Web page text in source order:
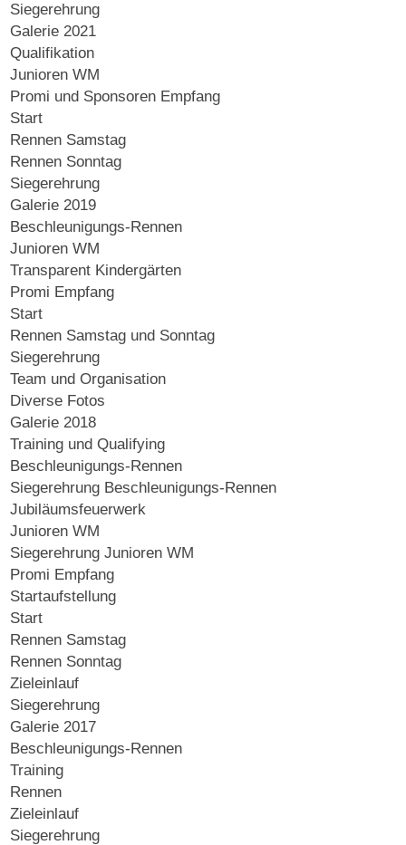
Siegerehrung
Galerie 2021
Qualifikation
Junioren WM
Promi und Sponsoren Empfang
Start
Rennen Samstag
Rennen Sonntag
Siegerehrung
Galerie 2019
Beschleunigungs-Rennen
Junioren WM
Transparent Kindergärten
Promi Empfang
Start
Rennen Samstag und Sonntag
Siegerehrung
Team und Organisation
Diverse Fotos
Galerie 2018
Training und Qualifying
Beschleunigungs-Rennen
Siegerehrung Beschleunigungs-Rennen
Jubiläumsfeuerwerk
Junioren WM
Siegerehrung Junioren WM
Promi Empfang
Startaufstellung
Start
Rennen Samstag
Rennen Sonntag
Zieleinlauf
Siegerehrung
Galerie 2017
Beschleunigungs-Rennen
Training
Rennen
Zieleinlauf
Siegerehrung